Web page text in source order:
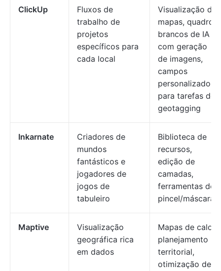
ClickUp
Fluxos de
trabalho de
projetos
específicos para
cada local
Visualização de
mapas, quadros
brancos de IA
com geração
de imagens,
campos
personalizados
para tarefas de
geotagging
Inkarnate
Criadores de
mundos
fantásticos e
jogadores de
jogos de
tabuleiro
Biblioteca de
recursos,
edição de
camadas,
ferramentas de
pincel/máscara
Maptive
Visualização
geográfica rica
em dados
Mapas de calor,
planejamento
territorial,
otimização de